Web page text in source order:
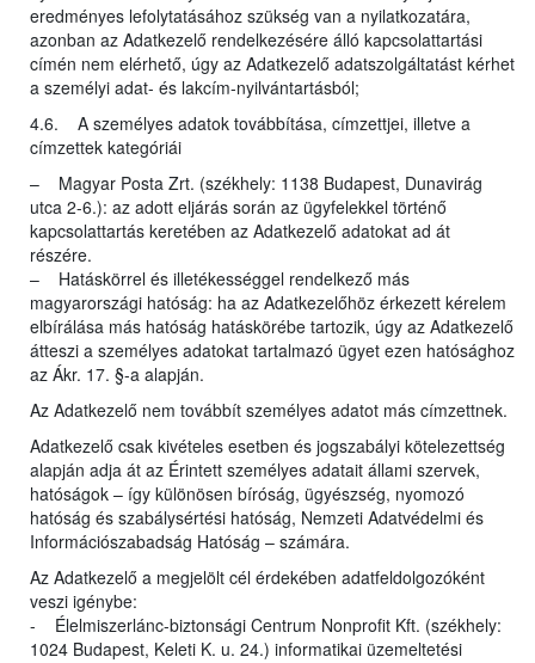
eredményes lefolytatásához szükség van a nyilatkozatára,
azonban az Adatkezelő rendelkezésére álló kapcsolattartási
címén nem elérhető, úgy az Adatkezelő adatszolgáltatást kérhet
a személyi adat- és lakcím-nyilvántartásból;
4.6. A személyes adatok továbbítása, címzettjei, illetve a
címzettek kategóriái
– Magyar Posta Zrt. (székhely: 1138 Budapest, Dunavirág
utca 2-6.): az adott eljárás során az ügyfelekkel történő
kapcsolattartás keretében az Adatkezelő adatokat ad át
részére.
– Hatáskörrel és illetékességgel rendelkező más
magyarországi hatóság: ha az Adatkezelőhöz érkezett kérelem
elbírálása más hatóság hatáskörébe tartozik, úgy az Adatkezelő
átteszi a személyes adatokat tartalmazó ügyet ezen hatósághoz
az Ákr. 17. §-a alapján.
Az Adatkezelő nem továbbít személyes adatot más címzettnek.
Adatkezelő csak kivételes esetben és jogszabályi kötelezettség
alapján adja át az Érintett személyes adatait állami szervek,
hatóságok – így különösen bíróság, ügyészség, nyomozó
hatóság és szabálysértési hatóság, Nemzeti Adatvédelmi és
Információszabadság Hatóság – számára.
Az Adatkezelő a megjelölt cél érdekében adatfeldolgozóként
veszi igénybe:
- Élelmiszerlánc-biztonsági Centrum Nonprofit Kft. (székhely:
1024 Budapest, Keleti K. u. 24.) informatikai üzemeltetési